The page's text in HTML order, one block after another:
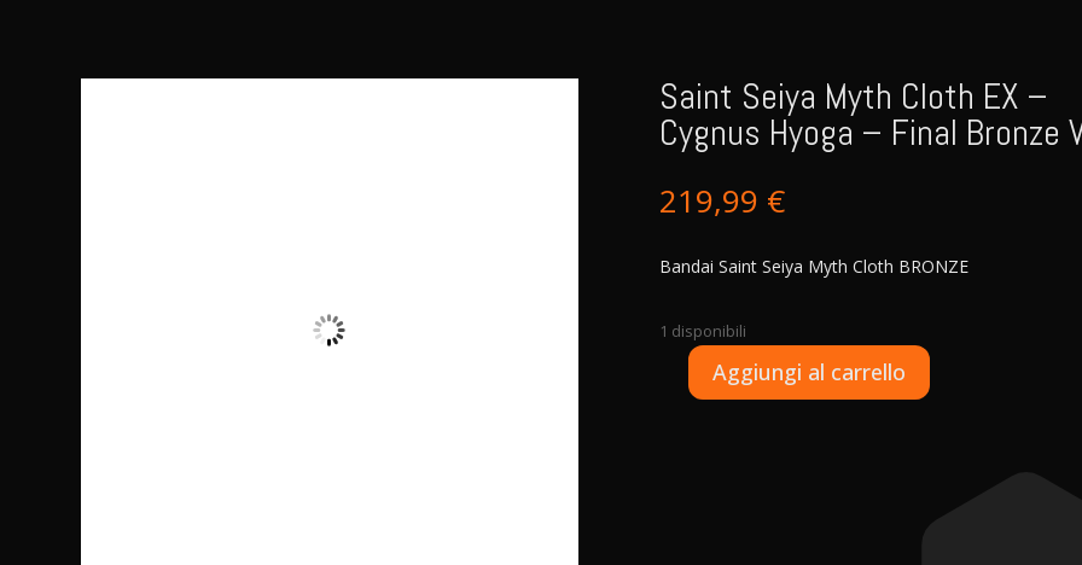
Saint Seiya Myth Cloth EX –
Cygnus Hyoga – Final Bronze
219,99 €
Bandai Saint Seiya Myth Cloth BRONZE
1 disponibili
Saint
Aggiungi al carrello
A
l